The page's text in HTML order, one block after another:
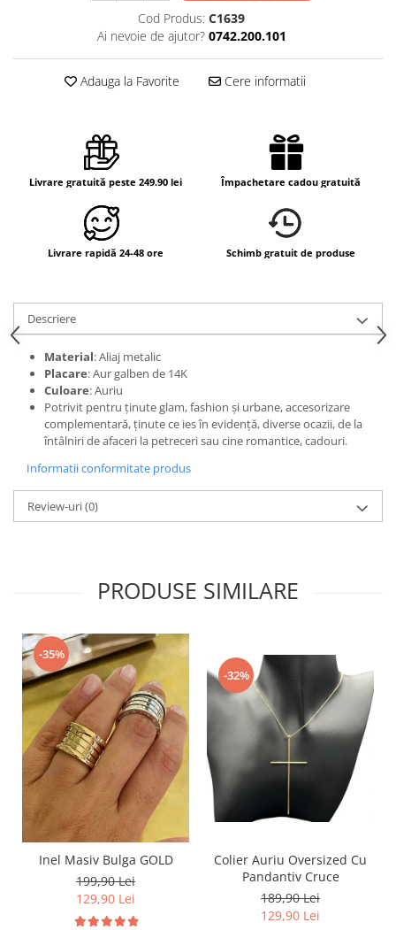
Cod Produs: C1639
Ai nevoie de ajutor? 0742.200.101
Adauga la Favorite Cere informatii
Livrare gratuită peste 249.90 lei Împachetare cadou gratuită
Livrare rapidă 24-48 ore Schimb gratuit de produse
Descriere
Material: Aliaj metalic
Placare: Aur galben de 14K
Culoare: Auriu
Potrivit pentru ținute glam, fashion și urbane, accesorizare
complementară, ținute ce ies în evidență, diverse ocazii, de la
întâlniri de afaceri la petreceri sau cine romantice, cadouri.
Informatii conformitate produs
Review-uri(0)
PRODUSE SIMILARE
-35%
Inel Masiv Bulga GOLD
199,90 Lei
129,90 Lei
-32%
Colier Auriu Oversized Cu
Pandantiv Cruce
189,90 Lei
129,90 Lei